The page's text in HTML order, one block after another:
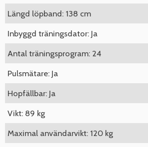
Längd löpband: 138 cm
Inbyggd träningsdator: Ja
Antal träningsprogram: 24
Pulsmätare: Ja
Hopfällbar: Ja
Vikt: 89 kg
Maximal användarvikt: 120 kg